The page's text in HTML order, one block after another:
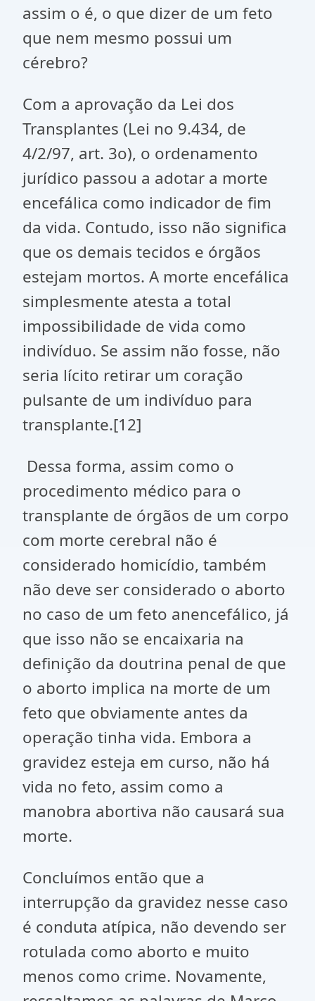
assim o é, o que dizer de um feto
que nem mesmo possui um
cérebro?
Com a aprovação da Lei dos
Transplantes (Lei no 9.434, de
4/2/97, art. 3o), o ordenamento
jurídico passou a adotar a morte
encefálica como indicador de fim
da vida. Contudo, isso não significa
que os demais tecidos e órgãos
estejam mortos. A morte encefálica
simplesmente atesta a total
impossibilidade de vida como
indivíduo. Se assim não fosse, não
seria lícito retirar um coração
pulsante de um indivíduo para
transplante.[12]
Dessa forma, assim como o
procedimento médico para o
transplante de órgãos de um corpo
com morte cerebral não é
considerado homicídio, também
não deve ser considerado o aborto
no caso de um feto anencefálico, já
que isso não se encaixaria na
definição da doutrina penal de que
o aborto implica na morte de um
feto que obviamente antes da
operação tinha vida. Embora a
gravidez esteja em curso, não há
vida no feto, assim como a
manobra abortiva não causará sua
morte.
Concluímos então que a
interrupção da gravidez nesse caso
é conduta atípica, não devendo ser
rotulada como aborto e muito
menos como crime. Novamente,